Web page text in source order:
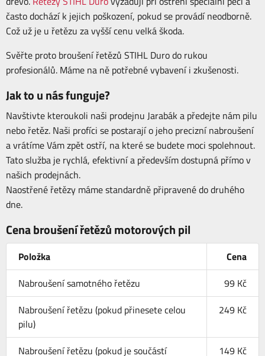
často dochází k jejich poškození, pokud se provádí neodborně.
Což už je u řetězu za vyšší cenu velká škoda.
Svěřte proto broušení řetězů STIHL Duro do rukou
profesionálů. Máme na ně potřebné vybavení i zkušenosti.
Jak to u nás funguje?
Navštivte kteroukoli naši prodejnu Jarabák a předejte nám pilu
nebo řetěz. Naši profíci se postarají o jeho precizní nabroušení
a vrátíme Vám zpět ostří, na které se budete moci spolehnout.
Tato služba je rychlá, efektivní a především dostupná přímo v
našich prodejnách.
Naostřené řetězy máme standardně připravené do druhého
dne.
Cena broušení řetězů motorových pil
Položka
Cena
Nabroušení samotného řetězu
99 Kč
Nabroušení řetězu (pokud přinesete celou
pilu)
249 Kč
Nabroušení řetězu (pokud je součástí
149 Kč